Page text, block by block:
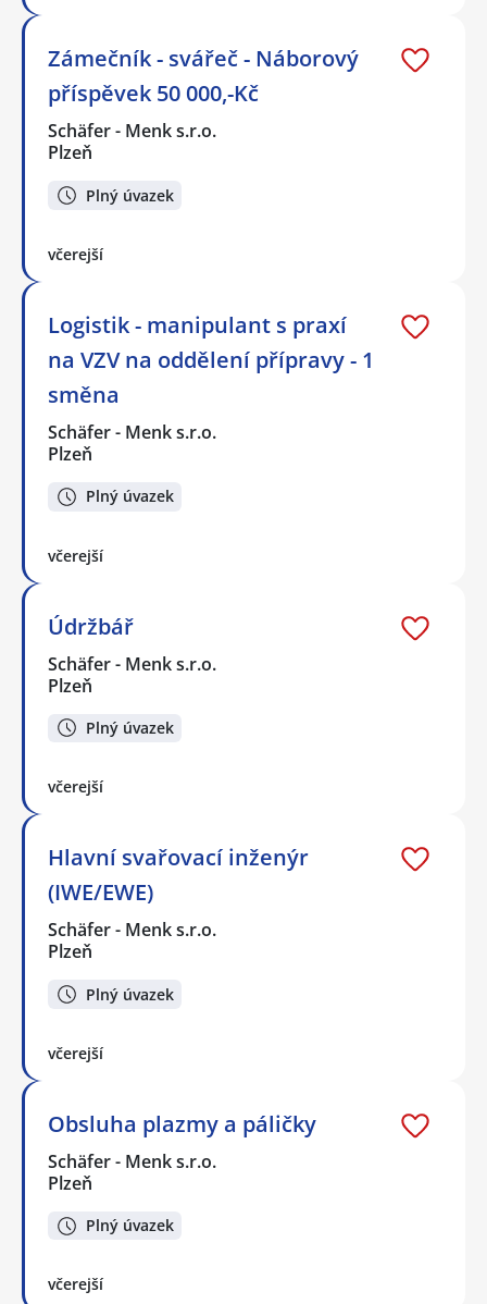
Zámečník - svářeč - Náborový
příspěvek 50 000,-Kč
Schäfer - Menk s.r.o.
Plzeň
Plný úvazek
včerejší
Logistik - manipulant s praxí
na VZV na oddělení přípravy - 1
směna
Schäfer - Menk s.r.o.
Plzeň
Plný úvazek
včerejší
Údržbář
Schäfer - Menk s.r.o.
Plzeň
Plný úvazek
včerejší
Hlavní svařovací inženýr
(IWE/EWE)
Schäfer - Menk s.r.o.
Plzeň
Plný úvazek
včerejší
Obsluha plazmy a páličky
Schäfer - Menk s.r.o.
Plzeň
Plný úvazek
včerejší